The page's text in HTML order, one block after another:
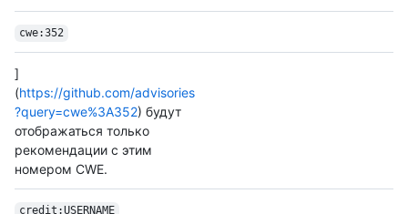
cwe:352
]
(https://github.com/advisories
?query=cwe%3A352) будут
отображаться только
рекомендации с этим
номером CWE.
credit:USERNAME